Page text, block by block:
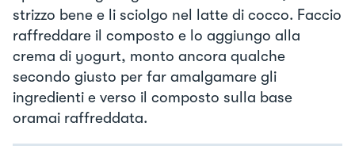
strizzo bene e li sciolgo nel latte di cocco. Faccio
raffreddare il composto e lo aggiungo alla
crema di yogurt, monto ancora qualche
secondo giusto per far amalgamare gli
ingredienti e verso il composto sulla base
oramai raffreddata.